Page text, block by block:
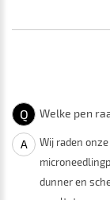
Q Welke pen
A
Wij raden
dunner en